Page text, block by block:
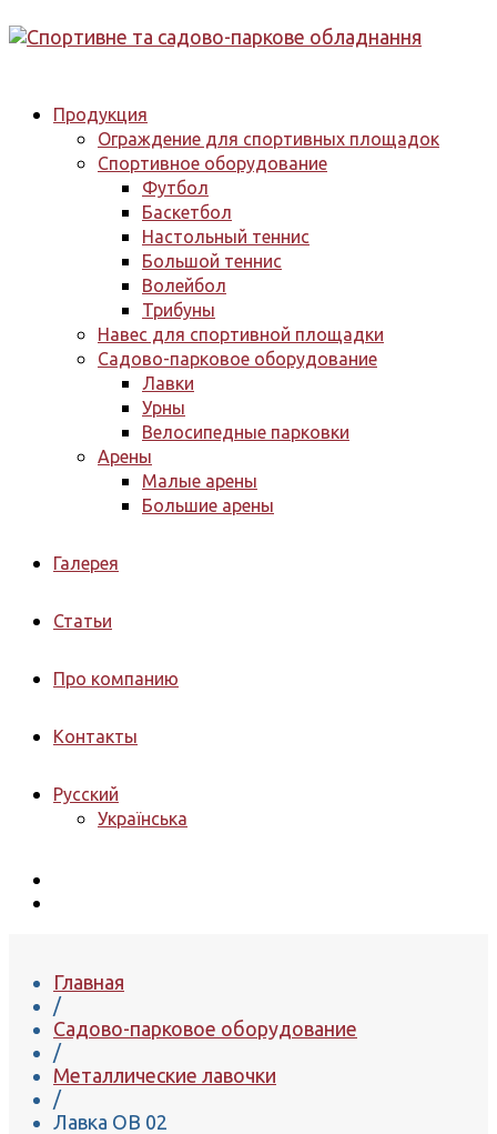
Продукция
Ограждение для спортивных площадок
Спортивное оборудование
Футбол
Баскетбол
Настольный теннис
Большой теннис
Волейбол
Трибуны
Навес для спортивной площадки
Садово-парковое оборудование
Лавки
Урны
Велосипедные парковки
Арены
Малые арены
Большие арены
Галерея
Статьи
Про компанию
Контакты
Русский
Українська
Главная
/
Садово-парковое оборудование
/
Металлические лавочки
/
Лавка ОВ 02